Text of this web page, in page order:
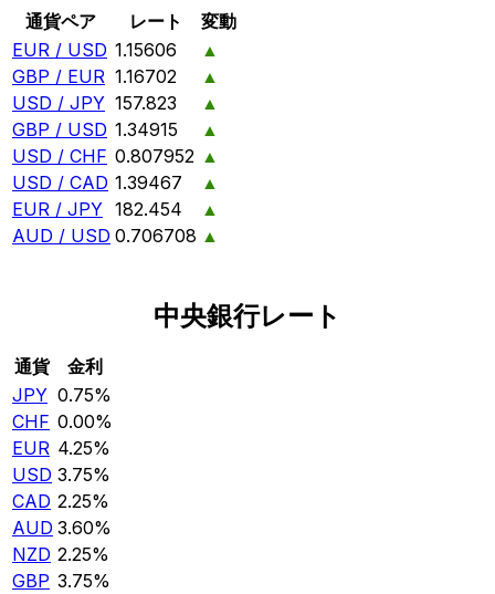
通貨ペア レート
変動
EUR / USD 1.15606
▲
GBP / EUR 1.16702
▲
USD / JPY 157.823
▲
GBP / USD 1.34915
▲
USD / CHF 0.807952 ▲
USD / CAD 1.39467
▲
EUR / JPY 182.454
▲
AUD / USD 0.706708 ▲
中央銀行レート
通貨
金利
JPY 0.75%
CHF 0.00%
EUR 4.25%
USD 3.75%
CAD 2.25%
AUD 3.60%
NZD 2.25%
GBP 3.75%